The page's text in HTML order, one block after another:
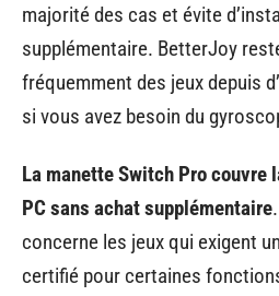
majorité des cas et évite
supplémentaire. BetterJoy
fréquemment des jeux depuis
si vous avez besoin du
La manette Switch Pro couvre
PC sans achat supplémentaire
concerne les jeux qui exigent
certifié pour certaines